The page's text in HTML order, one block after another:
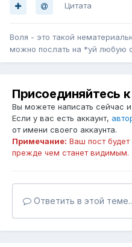
Цитата
Воля - это такой
можно послать на *уй любую
Присоединяйтесь
Вы можете написать сейчас
Если у вас есть аккаунт,
от имени своего аккаунта.
Примечание: Ваш пост
прежде чем станет видимым.
Ответить в этой